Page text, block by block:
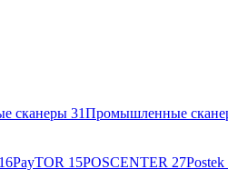
сканеры 31Промышленные
16PayTOR 15POSCENTER 27Postek